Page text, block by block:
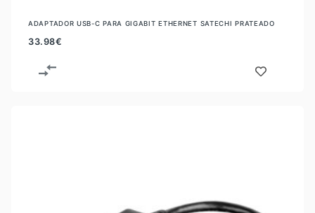
ADAPTADOR USB-C PARA GIGABIT ETHERNET SATECHI PRATEADO
33.98€